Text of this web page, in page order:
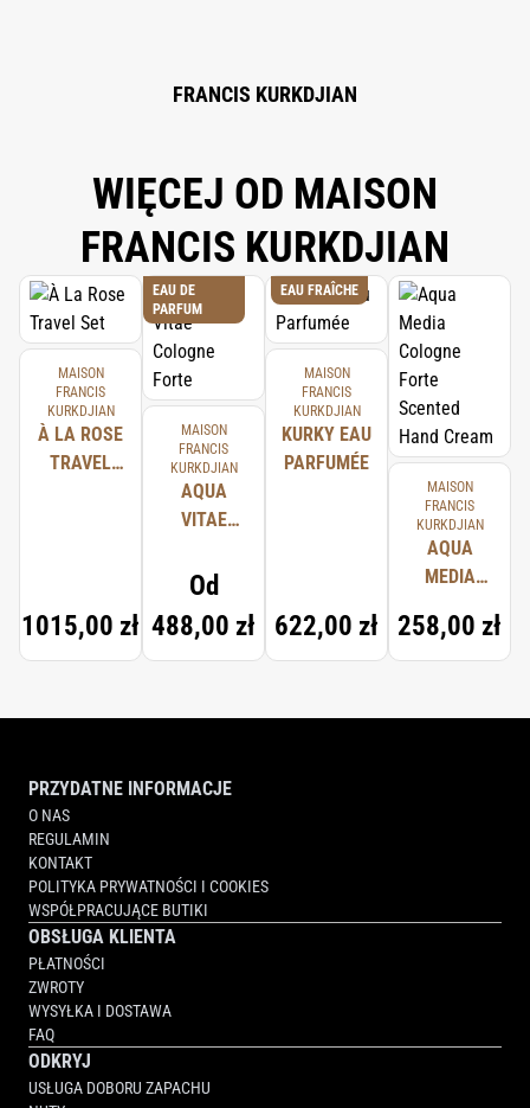
FRANCIS KURKDJIAN
WIĘCEJ OD MAISON
FRANCIS KURKDJIAN
MAISON
FRANCIS
KURKDJIAN
À LA ROSE
TRAVEL
1015,00 zł
EAU DE
PARFUM
MAISON
FRANCIS
KURKDJIAN
AQUA
VITAE
FORTE
Od
488,00 zł
EAU FRAÎCHE
MAISON
FRANCIS
KURKDJIAN
KURKY EAU
PARFUMÉE
622,00 zł
MAISON
FRANCIS
KURKDJIAN
AQUA
MEDIA
FORTE
SCENTED
CREAM
258,00 zł
PRZYDATNE INFORMACJE
O NAS
REGULAMIN
KONTAKT
POLITYKA PRYWATNOŚCI I COOKIES
WSPÓŁPRACUJĄCE BUTIKI
OBSŁUGA KLIENTA
PŁATNOŚCI
ZWROTY
WYSYŁKA I DOSTAWA
FAQ
ODKRYJ
USŁUGA DOBORU ZAPACHU